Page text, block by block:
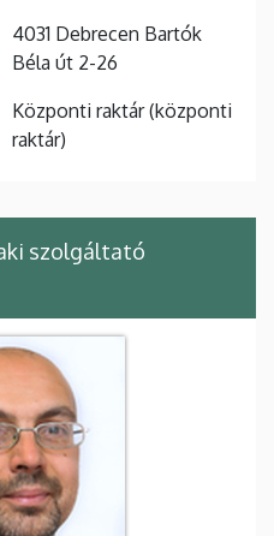
4031 Debrecen Bartók
Béla út 2-26
Központi raktár (központi
raktár)
szolgáltató